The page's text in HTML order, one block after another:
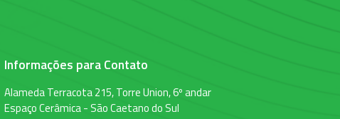
Informações para Contato
Alameda Terracota 215, Torre Union, 6º andar
Espaço Cerâmica - São Caetano do Sul